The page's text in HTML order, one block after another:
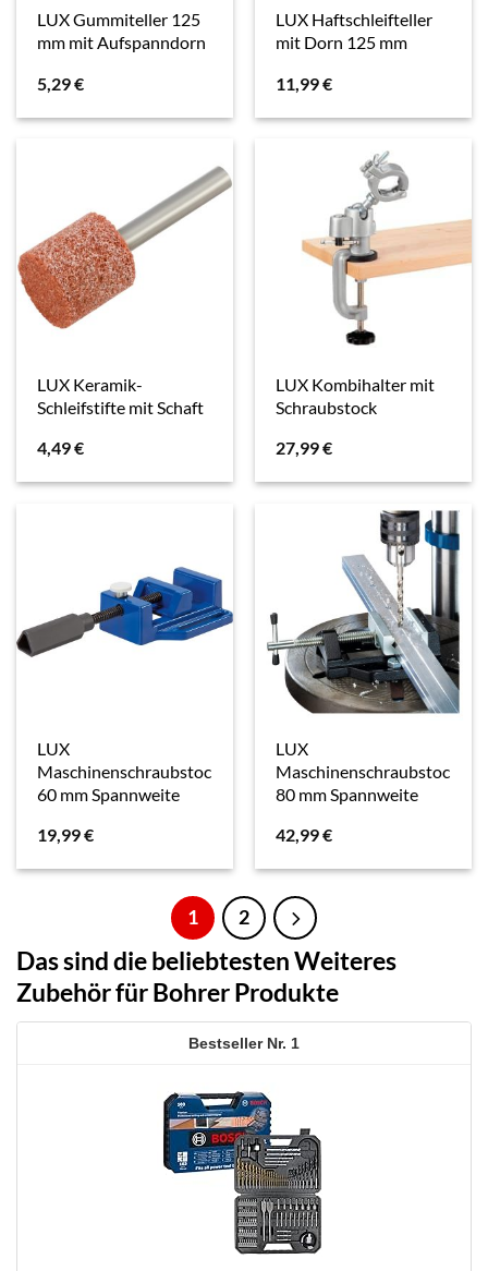
LUX Gummiteller 125
mm mit Aufspanndorn
5,29€
LUX Haftschleifteller
mit Dorn 125 mm
11,99€
LUX Keramik-
Schleifstifte mit Schaft
4,49€
LUX Kombihalter mit
Schraubstock
27,99€
LUX
Maschinenschraubstock
60 mm Spannweite
19,99€
LUX
Maschinenschraubstock
80 mm Spannweite
42,99€
1 2
Das sind die beliebtesten Weiteres
Zubehör für Bohrer Produkte
1